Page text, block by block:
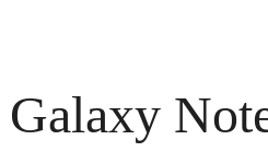
Galaxy